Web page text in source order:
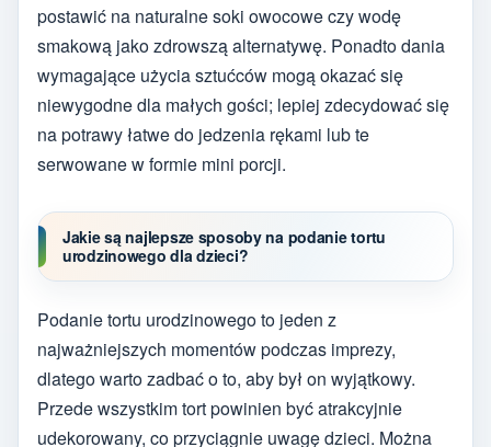
postawić na naturalne soki owocowe czy wodę
smakową jako zdrowszą alternatywę. Ponadto dania
wymagające użycia sztućców mogą okazać się
niewygodne dla małych gości; lepiej zdecydować się
na potrawy łatwe do jedzenia rękami lub te
serwowane w formie mini porcji.
Jakie są najlepsze sposoby na podanie tortu
urodzinowego dla dzieci?
Podanie tortu urodzinowego to jeden z
najważniejszych momentów podczas imprezy,
dlatego warto zadbać o to, aby był on wyjątkowy.
Przede wszystkim tort powinien być atrakcyjnie
udekorowany, co przyciągnie uwagę dzieci. Można